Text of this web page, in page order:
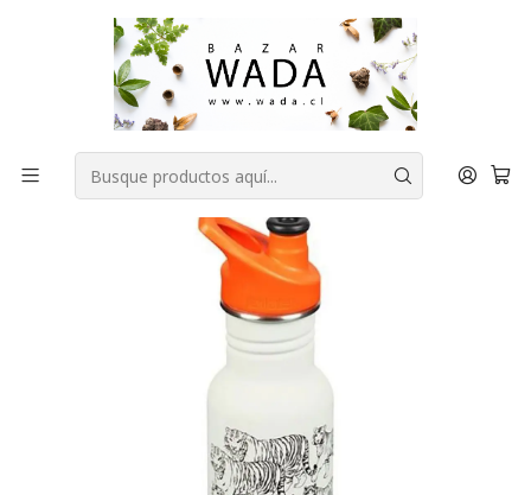
COMPRA FÁCIL, RAPIDA Y 100% SEGURA
Inicio ACCESORIOS ♻
Botella Kids 355ml Narrow sport tigers Klean Kanteen